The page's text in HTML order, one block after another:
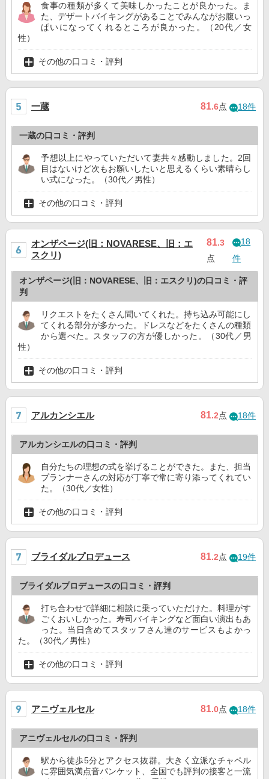
食事の種類が多くて美味しかったことが良かった。ま
た、デザートバイキングがあることでみんながお腹いっ
ぱいになってくれるところが良かった。（20代／女
性）
その他の口コミ・評判
一蔵 81.6点 18件
一蔵の口コミ・評判
予想以上にやっていただいて妻共々感動しました。2回
目はないけど次もお願いしたいと思えるくらい素晴らし
い式になった。（30代／男性）
その他の口コミ・評判
オンザページ(旧：NOVARESE、旧：エ
スクリ)
81.3
点
18
件
オンザページ(旧：NOVARESE、旧：エスクリ)の口コミ・評
判
リクエストをたくさん聞いてくれた。持ち込み可能にし
てくれる部分が多かった。ドレスなどをたくさんの種類
から選べた。スタッフの方が優しかった。（30代／男
性）
その他の口コミ・評判
アルカンシエル 81.2点 18件
アルカンシエルの口コミ・評判
自分たちの理想の式を挙げることができた。また、担当
プランナーさんの対応が丁寧で常に寄り添ってくれてい
た。（30代／女性）
その他の口コミ・評判
ブライダルプロデュース 81.2点 19件
ブライダルプロデュースの口コミ・評判
打ち合わせで詳細に相談に乗っていただけた。料理がす
ごくおいしかった。寿司バイキングなど面白い演出もあ
った。当日含めてスタッフさん達のサービスもよかっ
た。（30代／男性）
その他の口コミ・評判
アニヴェルセル 81.0点 18件
アニヴェルセルの口コミ・評判
駅から徒歩5分とアクセス抜群。大きく立派なチャペル
に雰囲気満点音パンケット、全国でも評判の接客と一流